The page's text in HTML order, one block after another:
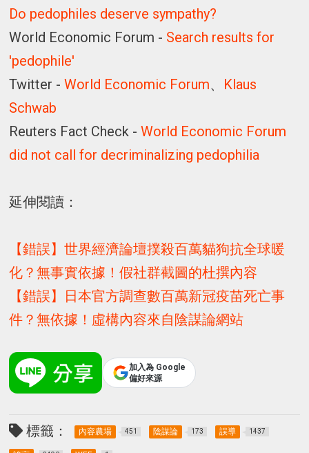
Do pedophiles deserve sympathy?
World Economic Forum - Search results for
'pedophile'
Twitter -World Economic Forum、 Klaus
Schwab
Reuters Fact Check -World Economic Forum
did not call for decriminalizing pedophilia
延伸閱讀：
【錯誤】世界經濟論壇撲殺百萬貓狗抗全球暖
化？無事實依據！假社群截圖的杜撰內容
【錯誤】日本官方調查數百萬新冠疫苗死亡事
件？無依據！虛構內容來自陰謀論網站
加入為 Google
偏好來源
標籤： 內容農場 451 陰謀論 173 誤導 1437